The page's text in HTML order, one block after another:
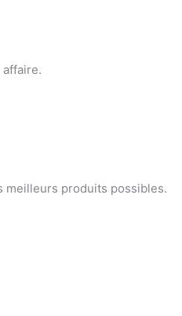
affaire.
meilleurs produits possibles.